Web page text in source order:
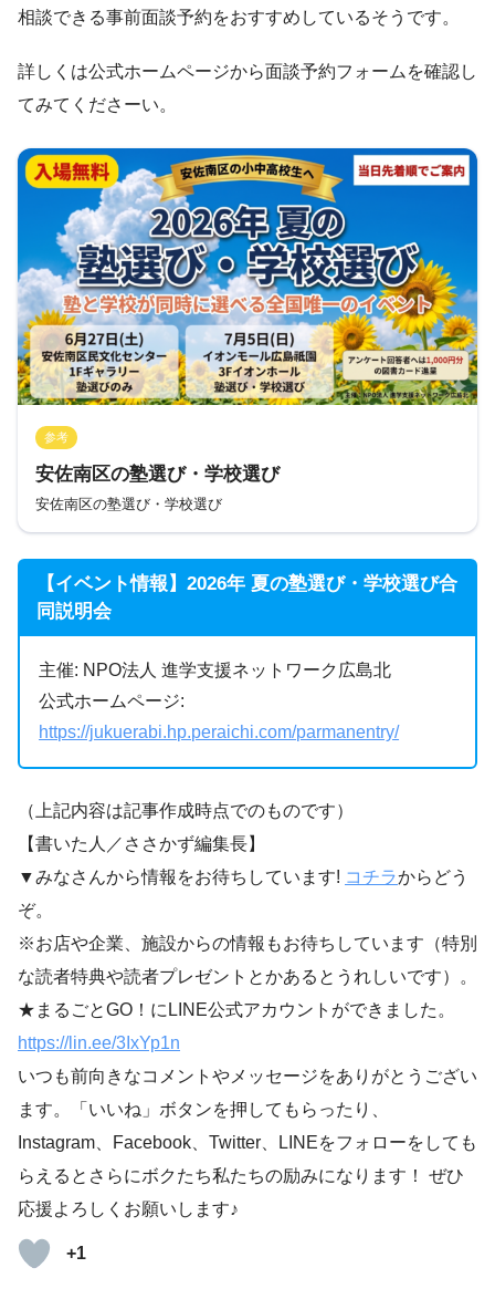
相談できる事前面談予約をおすすめしているそうです。
詳しくは公式ホームページから面談予約フォームを確認し
てみてくださーい。
参考
安佐南区の塾選び・学校選び
安佐南区の塾選び・学校選び
【イベント情報】2026年 夏の塾選び・学校選び合
同説明会
主催: NPO法人 進学支援ネットワーク広島北
公式ホームページ:
https://jukuerabi.hp.peraichi.com/parmanentry/
（上記内容は記事作成時点でのものです）
【書いた人／ささかず編集長】
▼みなさんから情報をお待ちしています! コチラからどう
ぞ。
※お店や企業、施設からの情報もお待ちしています（特別
な読者特典や読者プレゼントとかあるとうれしいです）。
★まるごとGO！にLINE公式アカウントができました。
https://lin.ee/3IxYp1n
いつも前向きなコメントやメッセージをありがとうござい
ます。「いいね」ボタンを押してもらったり、
Instagram、Facebook、Twitter、LINEをフォローをしても
らえるとさらにボクたち私たちの励みになります！ ぜひ
応援よろしくお願いします♪
+1